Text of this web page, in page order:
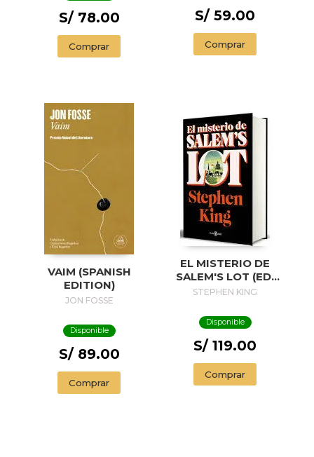
S/ 78.00
Comprar
S/ 59.00
Comprar
VAIM (SPANISH
EDITION)
JON FOSSE
Disponible
S/ 89.00
Comprar
EL MISTERIO DE
SALEM'S LOT (ED.
50 ANIVERSARIO) /
STEPHEN KING
Disponible
S/ 119.00
Comprar